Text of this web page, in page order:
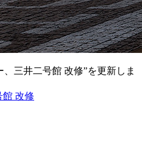
三井二号館 改修”を更新しま
館 改修